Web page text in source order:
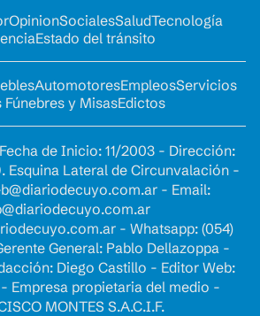
OpinionSocialesSaludTecnología
Estado del tránsito
AutomotoresEmpleosServicios
Fúnebres y MisasEdictos
de Inicio: 11/2003 - Dirección:
Esquina Lateral de Circunvalación -
- Email:
- Whatsapp: (054)
General: Pablo Dellazoppa -
Diego Castillo - Editor Web:
Empresa propietaria del medio -
MONTES S.A.C.I.F.